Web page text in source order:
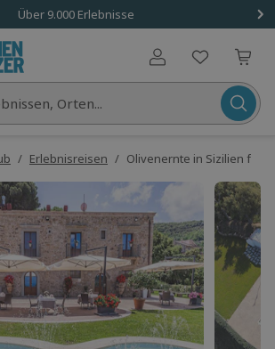
Über 9.000 Erlebnisse
Benutzerkonto
Orten...
/ Erlebnisreisen / Olivenernte in Sizilien für 2